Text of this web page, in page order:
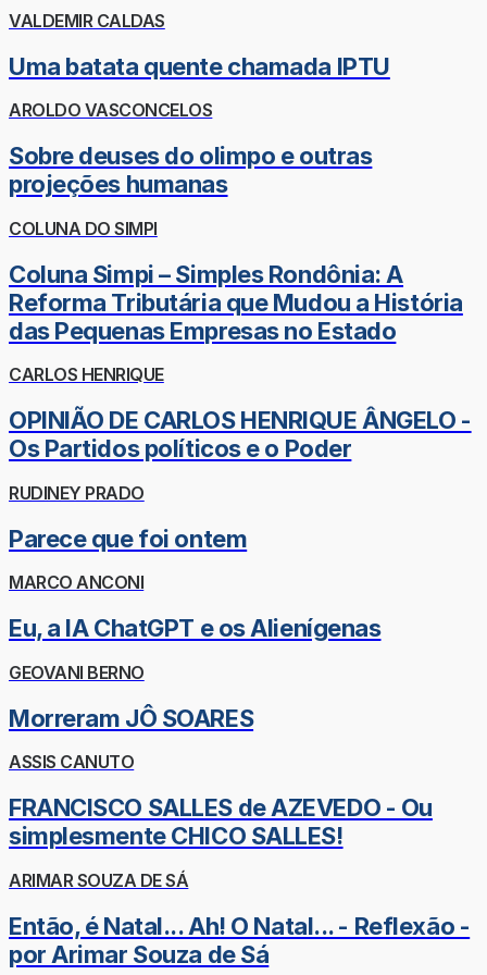
VALDEMIR CALDAS
Uma batata quente chamada IPTU
AROLDO VASCONCELOS
Sobre deuses do olimpo e outras
projeções humanas
COLUNA DO SIMPI
Coluna Simpi – Simples Rondônia: A
Reforma Tributária que Mudou a História
das Pequenas Empresas no Estado
CARLOS HENRIQUE
OPINIÃO DE CARLOS HENRIQUE ÂNGELO -
Os Partidos políticos e o Poder
RUDINEY PRADO
Parece que foi ontem
MARCO ANCONI
Eu, a IA ChatGPT e os Alienígenas
GEOVANI BERNO
Morreram JÔ SOARES
ASSIS CANUTO
FRANCISCO SALLES de AZEVEDO - Ou
simplesmente CHICO SALLES!
ARIMAR SOUZA DE SÁ
Então, é Natal... Ah! O Natal... - Reflexão -
por Arimar Souza de Sá